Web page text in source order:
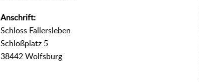
Anschrift:
Schloss Fallersleben
Schloßplatz 5
38442 Wolfsburg